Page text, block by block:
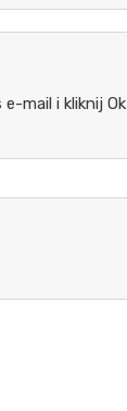
mail i kliknij Ok